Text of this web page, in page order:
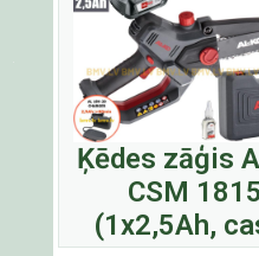
Ķēdes zāģis
CSM
(1x2,5Ah,